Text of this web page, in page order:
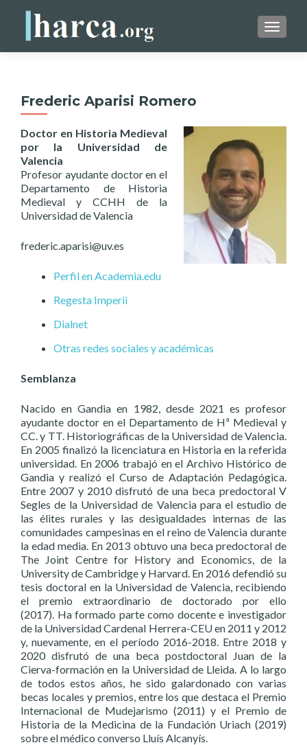
Frederic Aparisi Romero
Doctor en Historia Medieval
por la Universidad de
Valencia
Profesor ayudante doctor en el
Departamento de Historia
Medieval y CCHH de la
Universidad de Valencia
frederic.aparisi@uv.es
Perfil en Academia.edu
Regesta Imperii
Dialnet
Otras redes sociales y académicas
Semblanza
Nacido en Gandia en 1982, desde 2021 es profesor
ayudante doctor en el Departamento de Hª Medieval y
CC. y TT. Historiográficas de la Universidad de Valencia.
En 2005 finalizó la licenciatura en Historia en la referida
universidad. En 2006 trabajó en el Archivo Histórico de
Gandia y realizó el Curso de Adaptación Pedagógica.
Entre 2007 y 2010 disfrutó de una beca predoctoral V
Segles de la Universidad de Valencia para el estudio de
las élites rurales y las desigualdades internas de las
comunidades campesinas en el reino de Valencia durante
la edad media. En 2013 obtuvo una beca predoctoral de
The Joint Centre for History and Economics, de la
University de Cambridge y Harvard. En 2016 defendió su
tesis doctoral en la Universidad de Valencia, recibiendo
el premio extraordinario de doctorado por ello
(2017). Ha formado parte como docente e investigador
de la Universidad Cardenal Herrera-CEU en 2011 y 2012
y, nuevamente, en el período 2016-2018. Entre 2018 y
2020 disfrutó de una beca postdoctoral Juan de la
Cierva-formación en la Universidad de Lleida. A lo largo
de todos estos años, he sido galardonado con varias
becas locales y premios, entre los que destaca el Premio
Internacional de Mudejarismo (2011) y el Premio de
Historia de la Medicina de la Fundación Uriach (2019)
sobre el médico converso Lluís Alcanyís.